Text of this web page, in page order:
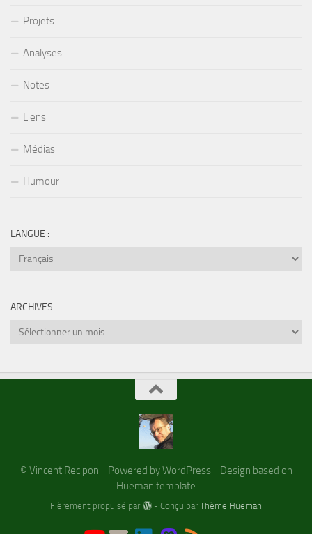
Projets
Analyses
Notes
Liens
Médias
Humour
LANGUE :
ARCHIVES
Archives
© Vincent Recipon - Powered by WordPress - Design based on
Hueman template
Fièrement propulsé par - Conçu par Thème Hueman